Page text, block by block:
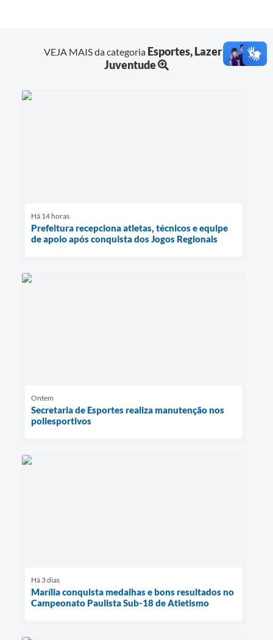
VEJA MAIS da categoria Esportes, Lazer e
Juventude
Há 14 horas
Prefeitura recepciona atletas, técnicos e equipe
de apoio após conquista dos Jogos Regionais
Ontem
Secretaria de Esportes realiza manutenção nos
poliesportivos
Há 3 dias
Marília conquista medalhas e bons resultados no
Campeonato Paulista Sub-18 de Atletismo